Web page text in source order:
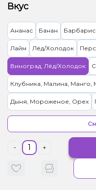
Вкус
Ананас Банан Барбарис
Лайм Лёд/Холодок
Виноград, Лёд/Холодок
Клубника, Малина, Манго,
Дыня, Мороженое, Орех
Дыня
Грейпфрут, Клубника,
Конфеты, Яблоко
- +